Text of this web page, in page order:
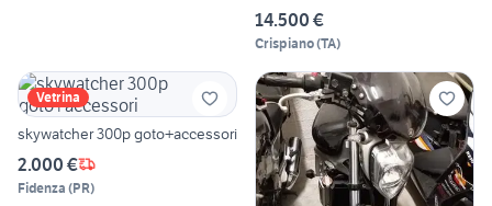
14.500 €
Crispiano(TA)
Vetrina
skywatcher 300p goto+accessori
2.000 €
Fidenza (PR)